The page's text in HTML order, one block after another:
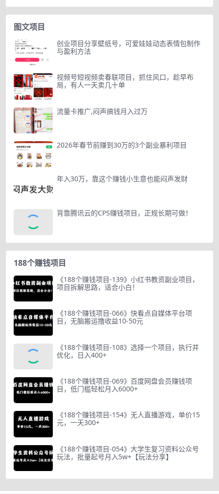
图文项目
创业项目分享壁纸号，可爱娃娃动态表情包制作
与盈利方法
视频号短视频卖春联项目，抓住风口，趁早布
局，有人一天卖几十单
流量卡推广,闷声搞钱月入过万
2026年春节前赚到30万的3个副业暴利项目
年入30万，靠这个赚钱小生意也能闷声发财
背靠腾讯云的CPS赚钱项目，正规长期可做！
188个赚钱项目
《188个赚钱项目-139》小红书教资副业项目，
项目拆解思路，适合小白！
《188个赚钱项目-066》快看点自媒体平台项
目，无脑搬运撸收益10-50元
《188个赚钱项目-108》选择一个项目，执行并
优化，日入400+
《188个赚钱项目-069》百度网盘会员赚钱项
目，低门槛轻松月入6000+
《188个赚钱项目-154》无人直播游戏，单价15
元，一天300+
《188个赚钱项目-054》大学生复习资料公众号
玩法，批量起号月入5w+【玩法分享】